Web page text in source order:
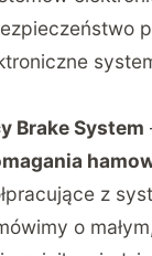
Brake System
z
o